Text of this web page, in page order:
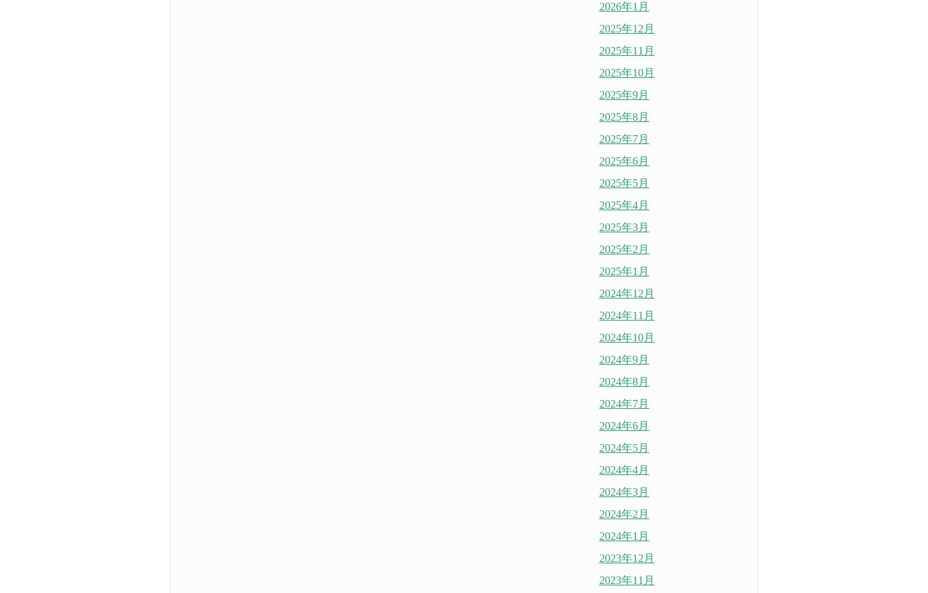
2026年1月
2025年12月
2025年11月
2025年10月
2025年9月
2025年8月
2025年7月
2025年6月
2025年5月
2025年4月
2025年3月
2025年2月
2025年1月
2024年12月
2024年11月
2024年10月
2024年9月
2024年8月
2024年7月
2024年6月
2024年5月
2024年4月
2024年3月
2024年2月
2024年1月
2023年12月
2023年11月